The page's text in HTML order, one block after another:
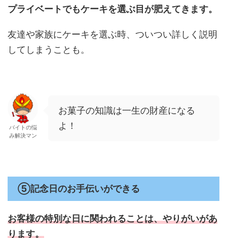
プライベートでもケーキを選ぶ目が肥えてきます。
友達や家族にケーキを選ぶ時、ついつい詳しく説明
してしまうことも。
バイトの悩
み解決マン
お菓子の知識は一生の財産になる
よ！
⑤記念日のお手伝いができる
お客様の特別な日に関われることは、やりがいがあ
ります。